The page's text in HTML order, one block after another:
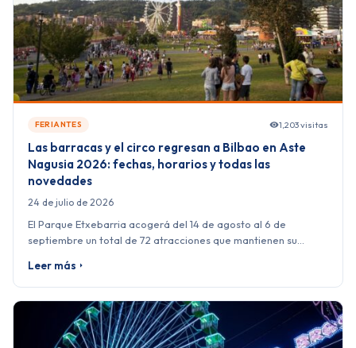
FERIANTES 1,203 visitas
Las barracas y el circo regresan a Bilbao en Aste
Nagusia 2026: fechas, horarios y todas las
novedades
24 de julio de 2026
El Parque Etxebarria acogerá del 14 de agosto al 6 de
septiembre un total de 72 atracciones que mantienen su…
Leer más